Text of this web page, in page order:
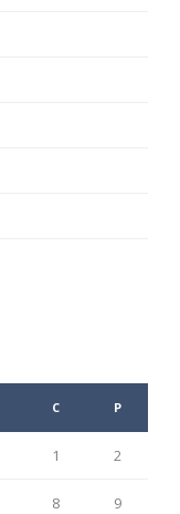
C P
1 2
8 9